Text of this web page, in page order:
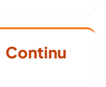
Continu